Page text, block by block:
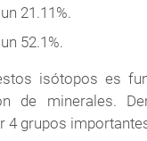
21.11%.
52.1%.
isótopos es
de minerales.
4 grupos